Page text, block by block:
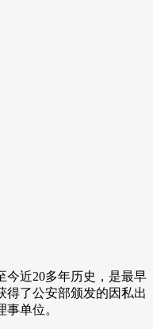
今近20多年历史，是最早
得了公安部颁发的因私出
单位。